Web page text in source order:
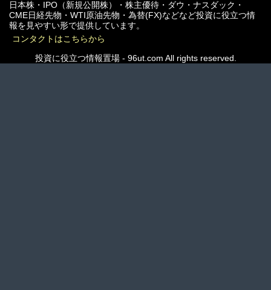
日本株・IPO（新規公開株）・株主優待・ダウ・ナスダック・
CME日経先物・WTI原油先物・為替(FX)などなど投資に役立つ情
報を見やすい形で提供しています。
コンタクトはこちらから
投資に役立つ情報置場 - 96ut.com All rights reserved.